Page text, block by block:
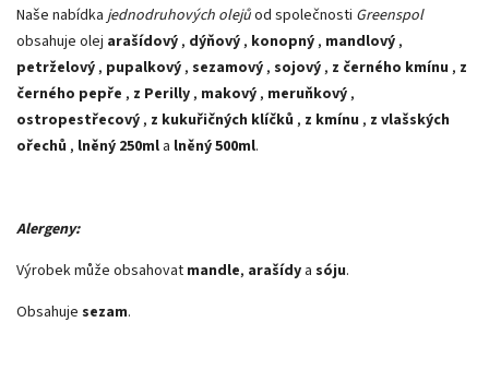
Naše nabídka jednodruhových olejůod společnosti Greenspol
obsahuje olej arašídový , dýňový , konopný , mandlový ,
petrželový , pupalkový , sezamový , sojový , z černého kmínu , z
černého pepře , z Perilly , makový , meruňkový ,
ostropestřecový , z kukuřičných klíčků , z kmínu , z vlašských
ořechů , lněný 250ml a lněný 500ml.
Alergeny:
Výrobek může obsahovat mandle, arašídy a sóju.
Obsahuje sezam.